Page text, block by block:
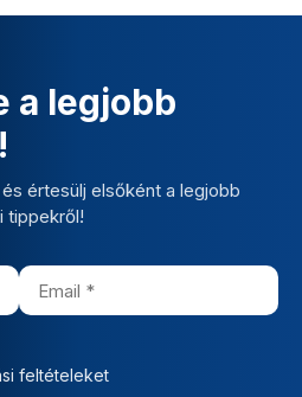
a legjobb
értesülj elsőként a legjobb
tippekről!
feltételeket